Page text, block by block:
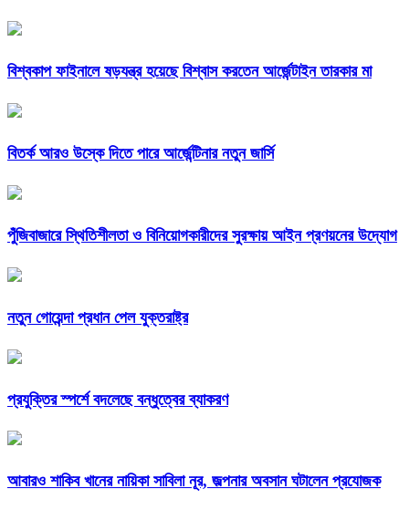
বিশ্বকাপ ফাইনালে ষড়যন্ত্র হয়েছে বিশ্বাস করতেন আর্জেন্টাইন তারকার মা
বিতর্ক আরও উস্কে দিতে পারে আর্জেন্টিনার নতুন জার্সি
পুঁজিবাজারে স্থিতিশীলতা ও বিনিয়োগকারীদের সুরক্ষায় আইন প্রণয়নের উদ্যোগ
নতুন গোয়েন্দা প্রধান পেল যুক্তরাষ্ট্র
প্রযুক্তির স্পর্শে বদলেছে বন্ধুত্বের ব্যাকরণ
আবারও শাকিব খানের নায়িকা সাবিলা নূর, জল্পনার অবসান ঘটালেন প্রযোজক